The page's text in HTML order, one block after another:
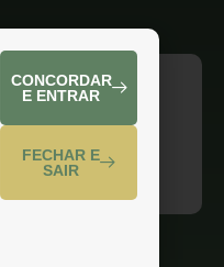
CONCORDAR
E ENTRAR
FECHAR E
SAIR